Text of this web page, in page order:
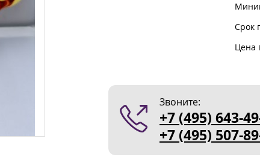
Срок
Цена
Звоните:
+7 (495) 643-
+7 (495) 507-